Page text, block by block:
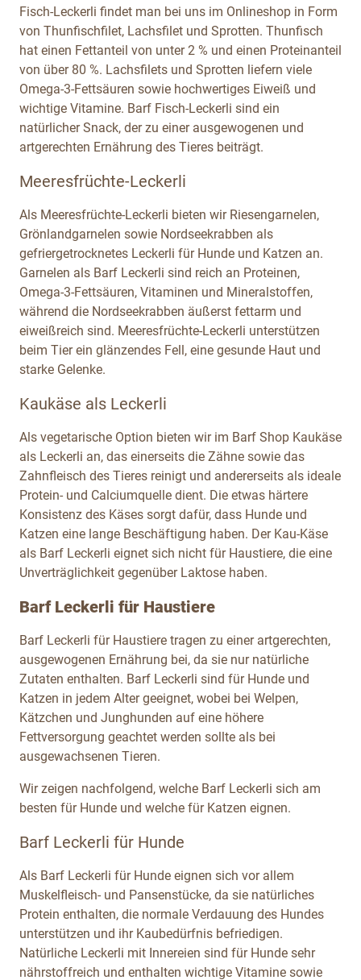
Fisch-Leckerli findet man bei uns im Onlineshop in Form
von Thunfischfilet, Lachsfilet und Sprotten. Thunfisch
hat einen Fettanteil von unter 2 % und einen Proteinanteil
von über 80 %. Lachsfilets und Sprotten liefern viele
Omega-3-Fettsäuren sowie hochwertiges Eiweiß und
wichtige Vitamine. Barf Fisch-Leckerli sind ein
natürlicher Snack, der zu einer ausgewogenen und
artgerechten Ernährung des Tieres beiträgt.
Meeresfrüchte-Leckerli
Als Meeresfrüchte-Leckerli bieten wir Riesengarnelen,
Grönlandgarnelen sowie Nordseekrabben als
gefriergetrocknetes Leckerli für Hunde und Katzen an.
Garnelen als Barf Leckerli sind reich an Proteinen,
Omega-3-Fettsäuren, Vitaminen und Mineralstoffen,
während die Nordseekrabben äußerst fettarm und
eiweißreich sind. Meeresfrüchte-Leckerli unterstützen
beim Tier ein glänzendes Fell, eine gesunde Haut und
starke Gelenke.
Kaukäse als Leckerli
Als vegetarische Option bieten wir im Barf Shop Kaukäse
als Leckerli an, das einerseits die Zähne sowie das
Zahnfleisch des Tieres reinigt und andererseits als ideale
Protein- und Calciumquelle dient. Die etwas härtere
Konsistenz des Käses sorgt dafür, dass Hunde und
Katzen eine lange Beschäftigung haben. Der Kau-Käse
als Barf Leckerli eignet sich nicht für Haustiere, die eine
Unverträglichkeit gegenüber Laktose haben.
Barf Leckerli für Haustiere
Barf Leckerli für Haustiere tragen zu einer artgerechten,
ausgewogenen Ernährung bei, da sie nur natürliche
Zutaten enthalten. Barf Leckerli sind für Hunde und
Katzen in jedem Alter geeignet, wobei bei Welpen,
Kätzchen und Junghunden auf eine höhere
Fettversorgung geachtet werden sollte als bei
ausgewachsenen Tieren.
Wir zeigen nachfolgend, welche Barf Leckerli sich am
besten für Hunde und welche für Katzen eignen.
Barf Leckerli für Hunde
Als Barf Leckerli für Hunde eignen sich vor allem
Muskelfleisch- und Pansenstücke, da sie natürliches
Protein enthalten, die normale Verdauung des Hundes
unterstützen und ihr Kaubedürfnis befriedigen.
Natürliche Leckerli mit Innereien sind für Hunde sehr
nährstoffreich und enthalten wichtige Vitamine sowie